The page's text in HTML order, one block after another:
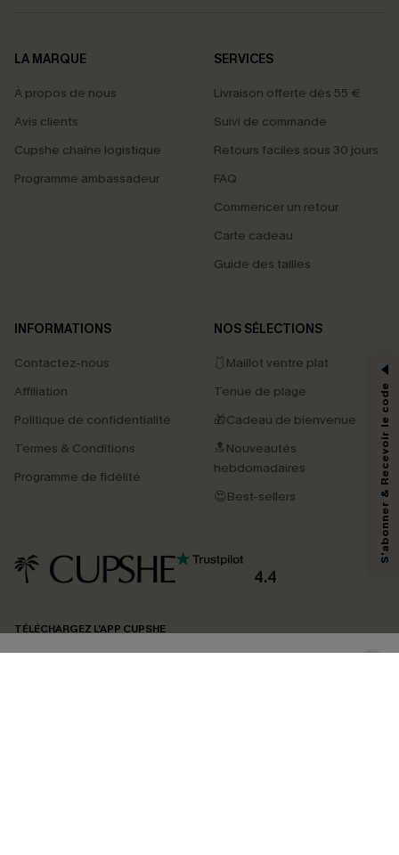
LA MARQUE
À propos de nous
Avis clients
Cupshe chaîne logistique
Programme ambassadeur
SERVICES
Livraison offerte dès 55 €
Suivi de commande
Retours faciles sous 30 jours
FAQ
Commencer un retour
Carte cadeau
Guide des tailles
INFORMATIONS
Contactez-nous
Affiliation
Politique de confidentialité
Termes & Conditions
Programme de fidélité
NOS SÉLECTIONS
🩱Maillot ventre plat
Tenue de plage
🎁Cadeau de bienvenue
🔝Nouveautés
hebdomadaires
😍Best-sellers
4.4
TÉLÉCHARGEZ L’APP CUPSHE
PROFITEZ DE -15%
-15% dès 2 Achetés par E-mail
En soumettant votre adresse e-mail, vous acceptez de recevoir des e-mails
marketing (y compris du contenu généré par l'IA) de Cupshe et
reconnaissez avoir pris connaissance de nos
pouvons utiliser les données collectées sur notre site ainsi que des
produits susceptibles de vous intéresser, conformément à notre
Politique de
confidentialité
. Vous pouvez vous désabonner à tout moment.
S'abonner & Recevoir le code